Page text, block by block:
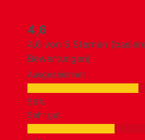
4,6
4,6 von 5 Sternen
Bewertungen)
Ausgezeichnet
Sehr gut